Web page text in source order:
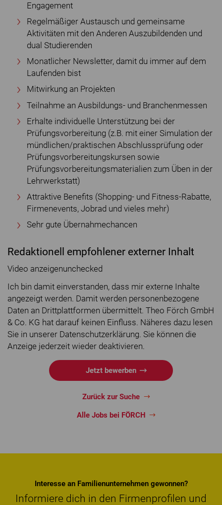
Engagement
Regelmäßiger Austausch und gemeinsame
Aktivitäten mit den Anderen Auszubildenden und
dual Studierenden
Monatlicher Newsletter, damit du immer auf dem
Laufenden bist
Mitwirkung an Projekten
Teilnahme an Ausbildungs- und Branchenmessen
Erhalte individuelle Unterstützung bei der
Prüfungsvorbereitung (z.B. mit einer Simulation der
mündlichen/praktischen Abschlussprüfung oder
Prüfungsvorbereitungskursen sowie
Prüfungsvorbereitungsmaterialien zum Üben in der
Lehrwerkstatt)
Attraktive Benefits (Shopping- und Fitness-Rabatte,
Firmenevents, Jobrad und vieles mehr)
Sehr gute Übernahmechancen
Redaktionell empfohlener externer Inhalt
Video anzeigenunchecked
Ich bin damit einverstanden, dass mir externe Inhalte
angezeigt werden. Damit werden personenbezogene
Daten an Drittplattformen übermittelt. Theo Förch GmbH
& Co. KG hat darauf keinen Einfluss. Näheres dazu lesen
Sie in unserer Datenschutzerklärung. Sie können die
Anzeige jederzeit wieder deaktivieren.
Jetzt bewerben
Zurück zur Suche
Alle Jobs bei FÖRCH
Interesse an Familienunternehmen gewonnen?
Informiere dich in den Firmenprofilen und